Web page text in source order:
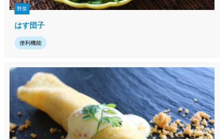
野菜
はす団子
便利機能